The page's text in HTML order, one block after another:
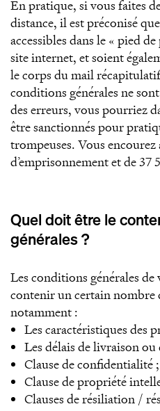
En pratique, si vous faites
distance, il est préconisé
accessibles dans le « pied
site internet, et soient
le corps du mail
conditions générales ne
des erreurs, vous pourriez
être sanctionnés pour
trompeuses. Vous encourez
d’emprisonnement et de 37
Quel doit être le
générales ?
Les conditions générales
contenir un certain nombre
notamment :
Les caractéristiques des
Les délais de livraison
Clause de confidentialité ;
Clause de propriété
Clauses de résiliation /